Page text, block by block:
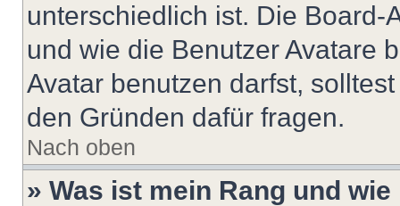
unterschiedlich ist. Die
und wie die Benutzer Avatare
Avatar benutzen darfst,
den Gründen dafür fragen.
Nach oben
» Was ist mein Rang und